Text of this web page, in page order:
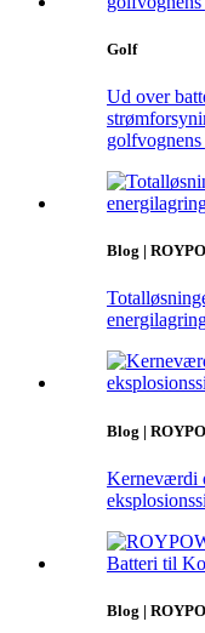
Golf
Ud over
Blog |
Blog |
Kerneværdi
Blog |